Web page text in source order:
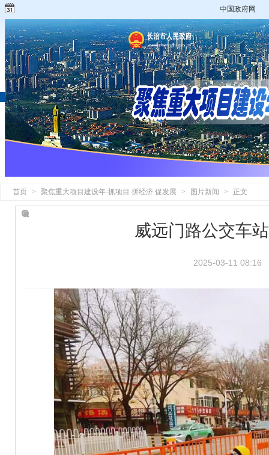
中国政府网
首页 > 聚焦重大项目建设年·抓项目 拼经济 促发展 > 图片新闻 > 正文
威远门路公交车
2025-03-11 08:16